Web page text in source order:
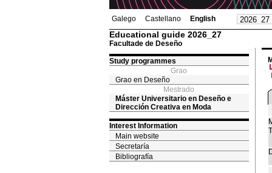
Galego Castellano English
Educational guide 2026_27
Facultade de Deseño
Study programmes
Grao
Grao en Deseño
Mestrado
Máster Universitario en Deseño e
Dirección Creativa en Moda
Interest Information
Main website
Secretaría
Bibliografía